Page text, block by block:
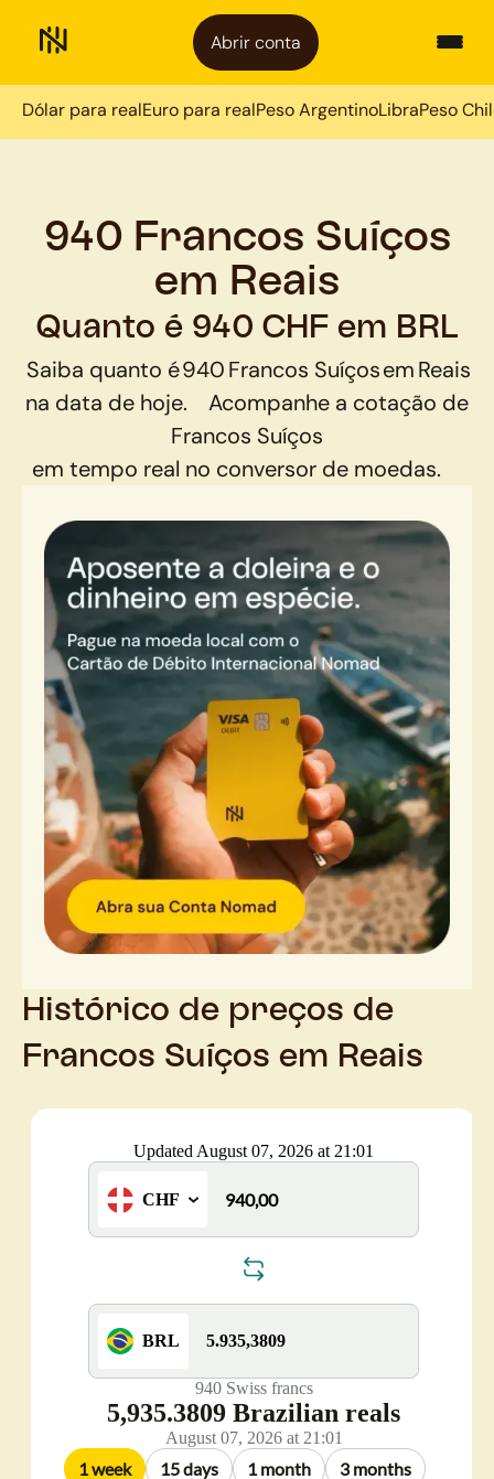
Abrir conta
Dólar para realEuro para realPeso ArgentinoLibraPeso
940 Francos Suíços
em Reais
Quanto é 940 CHF em BRL
Saiba quanto é940Francos SuíçosemReais
na data de hoje.
Acompanhe a cotação de
Francos Suíços
em tempo real no conversor de moedas.
Histórico de preços de
Francos Suíços em Reais